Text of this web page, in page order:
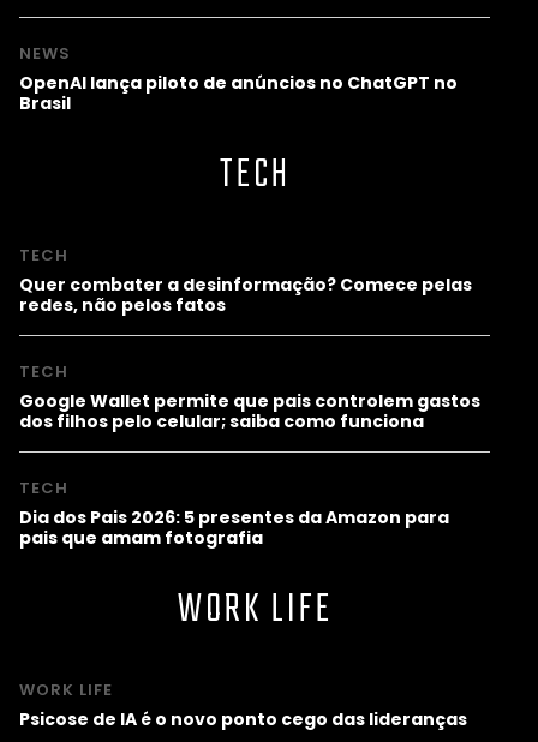
NEWS
OpenAI lança piloto de anúncios no ChatGPT no
Brasil
TECH
TECH
Quer combater a desinformação? Comece pelas
redes, não pelos fatos
TECH
Google Wallet permite que pais controlem gastos
dos filhos pelo celular; saiba como funciona
TECH
Dia dos Pais 2026: 5 presentes da Amazon para
pais que amam fotografia
WORK LIFE
WORK LIFE
Psicose de IA é o novo ponto cego das lideranças